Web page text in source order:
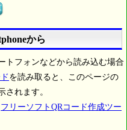
から
トフォンなどから読み込む場合
を読み取ると、このページの
されます。
フリーソフトQRコード作成ツー